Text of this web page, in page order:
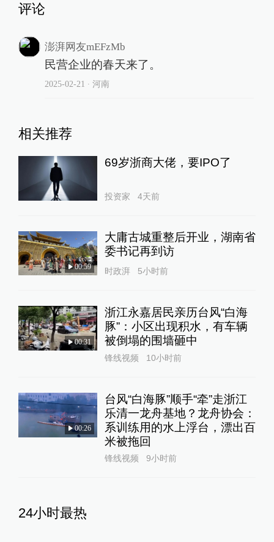
评论
澎湃网友mEFzMb
民营企业的春天来了。
2025-02-21 ∙ 河南
相关推荐
69岁浙商大佬，要IPO了
投资家 4天前
00:59
大庸古城重整后开业，湖南省
委书记再到访
时政湃 5小时前
00:31
浙江永嘉居民亲历台风“白海
豚”：小区出现积水，有车辆
被倒塌的围墙砸中
锋线视频 10小时前
00:26
台风“白海豚”顺手“牵”走浙江
乐清一龙舟基地？龙舟协会：
系训练用的水上浮台，漂出百
米被拖回
锋线视频 9小时前
24小时最热